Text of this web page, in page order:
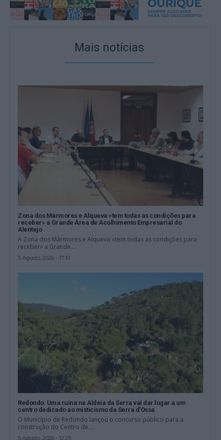
Mais notícias
Zona dos Mármores e Alqueva «tem todas as condições para
receber» a Grande Área de Acolhimento Empresarial do
Alentejo
A Zona dos Mármores e Alqueva «tem todas as condições para
receber» a Grande...
5 Agosto, 2026 - 17:10
Redondo: Uma ruína na Aldeia da Serra vai dar lugar a um
centro dedicado ao misticismo da Serra d’Ossa
O Município de Redondo lançou o concurso público para a
construção do Centro de...
5 Agosto, 2026 - 12:25